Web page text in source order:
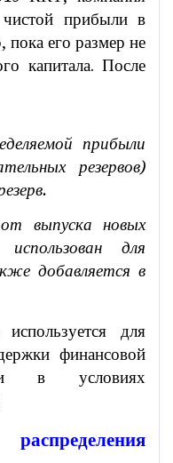
прибыли в
его размер не
капитала. После
прибыли
резервов)
выпуска новых
для
добавляется в
для
финансовой
в условиях